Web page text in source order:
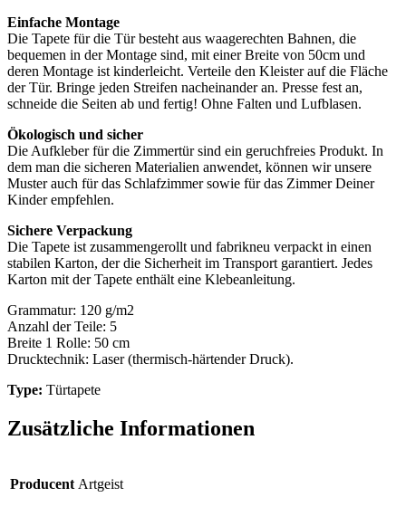
Einfache Montage
Die Tapete für die Tür besteht aus waagerechten Bahnen, die
bequemen in der Montage sind, mit einer Breite von 50cm und
deren Montage ist kinderleicht. Verteile den Kleister auf die Fläche
der Tür. Bringe jeden Streifen nacheinander an. Presse fest an,
schneide die Seiten ab und fertig! Ohne Falten und Lufblasen.
Ökologisch und sicher
Die Aufkleber für die Zimmertür sind ein geruchfreies Produkt. In
dem man die sicheren Materialien anwendet, können wir unsere
Muster auch für das Schlafzimmer sowie für das Zimmer Deiner
Kinder empfehlen.
Sichere Verpackung
Die Tapete ist zusammengerollt und fabrikneu verpackt in einen
stabilen Karton, der die Sicherheit im Transport garantiert. Jedes
Karton mit der Tapete enthält eine Klebeanleitung.
Grammatur: 120 g/m2
Anzahl der Teile: 5
Breite 1 Rolle: 50 cm
Drucktechnik: Laser (thermisch-härtender Druck).
Type: Türtapete
Zusätzliche Informationen
Producent Artgeist